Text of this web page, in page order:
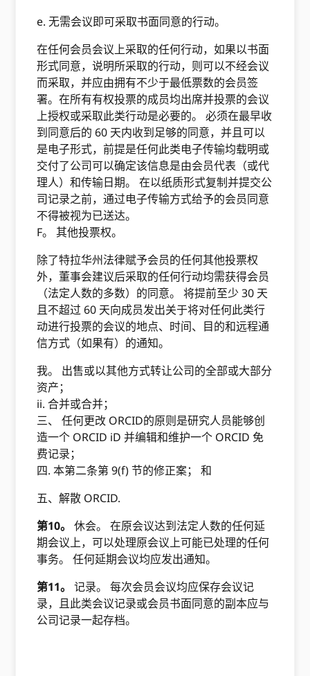
e. 无需会议即可采取书面同意的行动。
在任何会员会议上采取的任何行动，如果以书面
形式同意，说明所采取的行动，则可以不经会议
而采取，并应由拥有不少于最低票数的会员签
署。在所有有权投票的成员均出席并投票的会议
上授权或采取此类行动是必要的。 必须在最早收
到同意后的 60 天内收到足够的同意，并且可以
是电子形式，前提是任何此类电子传输均载明或
交付了公司可以确定该信息是由会员代表（或代
理人）和传输日期。 在以纸质形式复制并提交公
司记录之前，通过电子传输方式给予的会员同意
不得被视为已送达。
F。 其他投票权。
除了特拉华州法律赋予会员的任何其他投票权
外，董事会建议后采取的任何行动均需获得会员
（法定人数的多数）的同意。 将提前至少 30 天
且不超过 60 天向成员发出关于将对任何此类行
动进行投票的会议的地点、时间、目的和远程通
信方式（如果有）的通知。
我。 出售或以其他方式转让公司的全部或大部分
资产；
ii. 合并或合并；
三、 任何更改 ORCID的原则是研究人员能够创
造一个 ORCID iD 并编辑和维护一个 ORCID 免
费记录；
四. 本第二条第 9(f) 节的修正案； 和
五、解散 ORCID.
第10。休会。 在原会议达到法定人数的任何延
期会议上，可以处理原会议上可能已处理的任何
事务。 任何延期会议均应发出通知。
第11。记录。 每次会员会议均应保存会议记
录，且此类会议记录或会员书面同意的副本应与
公司记录一起存档。